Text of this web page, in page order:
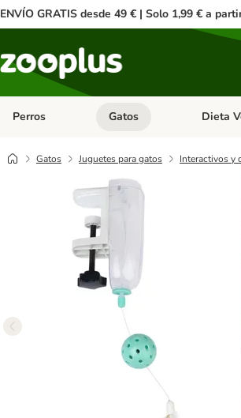
ENVÍO GRATIS desde 49 € | Solo 1,99 € a
Perros Menú de categoria abierto:
Gatos Menú de
Dieta
Gatos Juguetes para gatos Interactivos y